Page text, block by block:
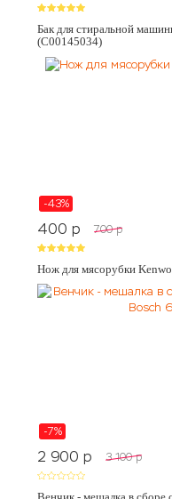
Бак для стиральной
(C00145034)
-43%
400 p 700 p
Нож для мясорубки
-7%
2 900 p 3 100 p